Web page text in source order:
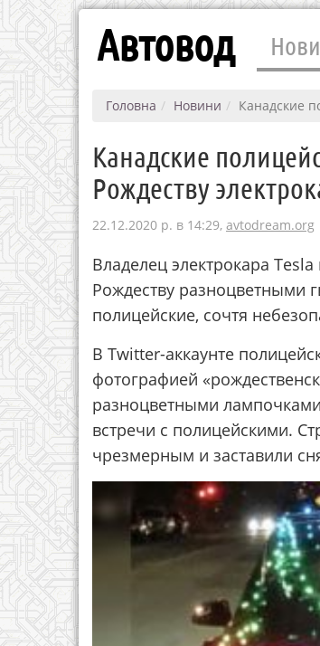
Автовод
Головна Новини Канадские
Канадские
Рождеству
22.12.2020 р. в 14:29, avtodream.org
Владелец электрокара
Рождеству разноцветными
полицейские, сочтя
В Twitter-аккаунте
фотографией
разноцветными
встречи с полицейскими.
чрезмерным и заставили